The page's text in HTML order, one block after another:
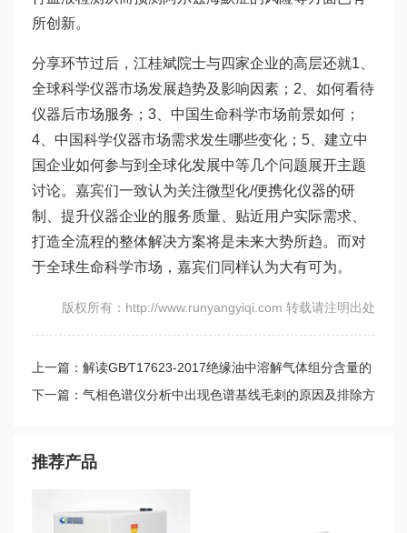
所创新。
分享环节过后，江桂斌院士与四家企业的高层还就1、
全球科学仪器市场发展趋势及影响因素；2、如何看待
仪器后市场服务；3、中国生命科学市场前景如何；
4、中国科学仪器市场需求发生哪些变化；5、建立中
国企业如何参与到全球化发展中等几个问题展开主题
讨论。嘉宾们一致认为关注微型化/便携化仪器的研
制、提升仪器企业的服务质量、贴近用户实际需求、
打造全流程的整体解决方案将是未来大势所趋。而对
于全球生命科学市场，嘉宾们同样认为大有可为。
版权所有：http://www.runyangyiqi.com 转载请注明出处
上一篇：解读GB∕T17623-2017绝缘油中溶解气体组分含量的
气相色谱测定法
下一篇：气相色谱仪分析中出现色谱基线毛刺的原因及排除方
推荐产品